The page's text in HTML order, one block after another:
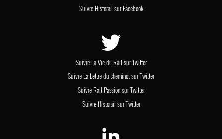
Suivre Historail sur Facebook
Suivre La Vie du Rail sur Twitter
Suivre La Lettre du cheminot sur Twitter
Suivre Rail Passion sur Twitter
Suivre Historail sur Twitter